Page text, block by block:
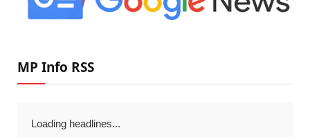
MP Info RSS
Loading headlines...